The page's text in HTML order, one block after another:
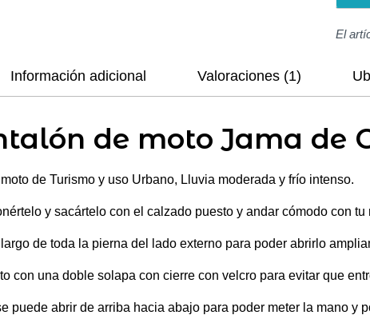
El
Información adicional Valoraciones (1)
de moto Jama de
de Turismo y uso Urbano, Lluvia moderada y frío intenso.
y sacártelo con el calzado puesto y andar cómodo con tu
de toda la pierna del lado externo para poder abrirlo
con una doble solapa con cierre con velcro para evitar que
puede abrir de arriba hacia abajo para poder meter la mano y